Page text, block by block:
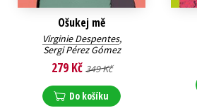
Ošukej mě
Virginie Despentes,
Sergi Pérez Gómez
279 Kč 349 Kč
Do košíku